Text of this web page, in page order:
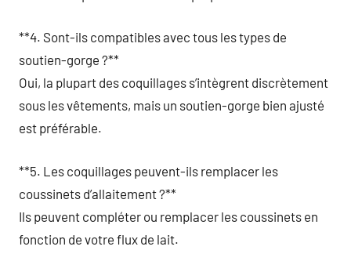
**4. Sont-ils compatibles avec tous les types de
soutien-gorge ?**
Oui, la plupart des coquillages s’intègrent discrètement
sous les vêtements, mais un soutien-gorge bien ajusté
est préférable.
**5. Les coquillages peuvent-ils remplacer les
coussinets d’allaitement ?**
Ils peuvent compléter ou remplacer les coussinets en
fonction de votre flux de lait.